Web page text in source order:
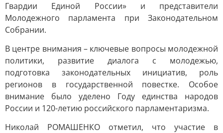
Гвардии Единой России» и представители
Молодежного парламента при Законодательном
Собрании.
В центре внимания – ключевые вопросы молодежной
политики, развитие диалога с молодежью,
подготовка законодательных инициатив, роль
регионов в государственной повестке. Особое
внимание было уделено Году единства народов
России и 120-летию российского парламентаризма.
Николай РОМАШЕНКО отметил, что участие в